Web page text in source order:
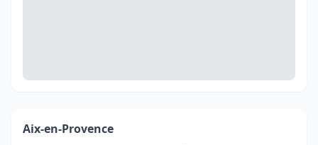
Aix-en-Provence